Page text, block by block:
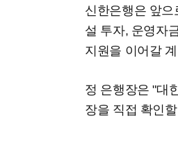
신한은행은 앞으
설 투자, 운영자
지원을 이어갈
정 은행장은 "대
장을 직접 확인